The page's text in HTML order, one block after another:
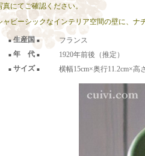
真にてご確認ください。
ャビーシックなインテリア空間の壁に、
■ 生産国 ■ フランス
■ 年 代 ■ 1920年前後（推定）
■ サイズ ■ 横幅15cm×奥行11.2cm×